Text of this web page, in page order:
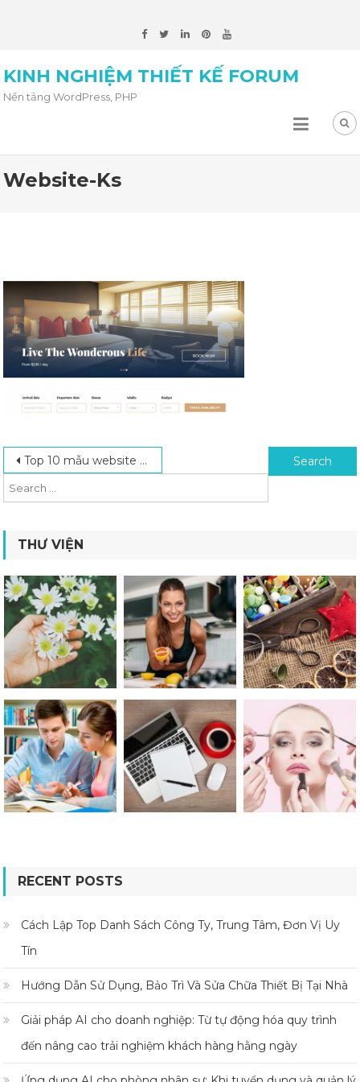
KINH NGHIỆM THIẾT KẾ FORUM
Nền tảng WordPress, PHP
Website-Ks
Post navigation
Top 10 mẫu website khách sạn chất lượng hiện nay Search for:
THƯ VIỆN
RECENT POSTS
Cách Lập Top Danh Sách Công Ty, Trung Tâm, Đơn Vị Uy
Tín
Hướng Dẫn Sử Dụng, Bảo Trì Và Sửa Chữa Thiết Bị Tại Nhà
Giải pháp AI cho doanh nghiệp: Từ tự động hóa quy trình
đến nâng cao trải nghiệm khách hàng hằng ngày